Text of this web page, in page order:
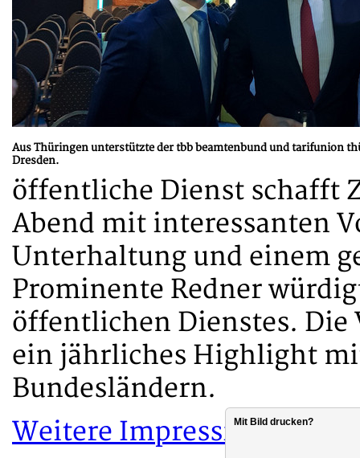
Aus Thüringen unterstützte der tbb beamtenbund und tarifunion
Dresden.
öffentliche Dienst schafft
Abend mit interessanten
Unterhaltung und einem
Prominente Redner
öffentlichen Dienstes. Die
ein jährliches Highlight
Bundesländern.
Weitere Impressionen des
Mit Bild drucken?